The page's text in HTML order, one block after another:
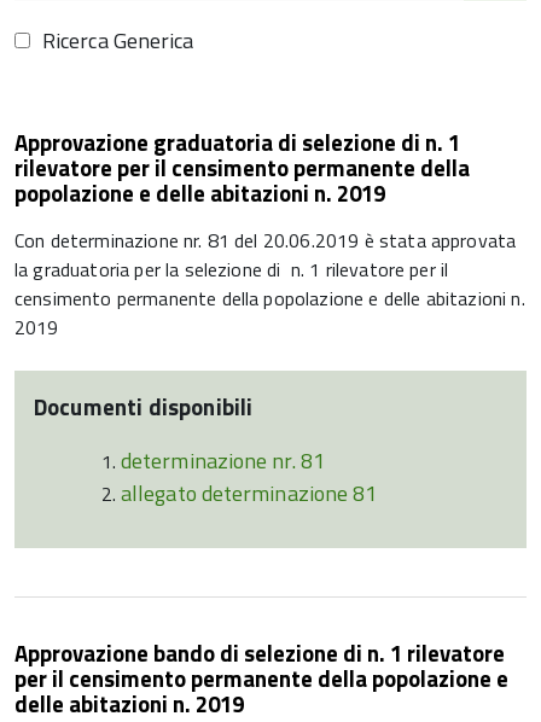
Ricerca Generica
Approvazione graduatoria di selezione di n. 1
rilevatore per il censimento permanente della
popolazione e delle abitazioni n. 2019
Con determinazione nr. 81 del 20.06.2019 è stata approvata
la graduatoria per la selezione di n. 1 rilevatore per il
censimento permanente della popolazione e delle abitazioni n.
2019
Documenti disponibili
determinazione nr. 81
allegato determinazione 81
Approvazione bando di selezione di n. 1 rilevatore
per il censimento permanente della popolazione e
delle abitazioni n. 2019